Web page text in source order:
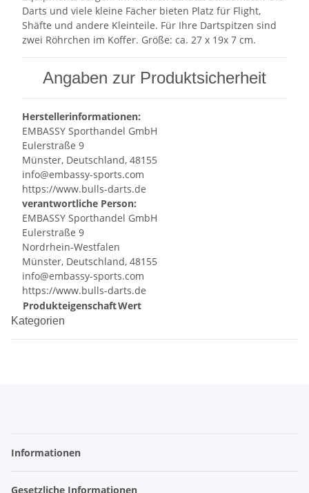
Darts und viele kleine Fächer bieten Platz für Flight,
Shäfte und andere Kleinteile. Für Ihre Dartspitzen sind
zwei Röhrchen im Koffer. Größe: ca. 27 x 19x 7 cm.
Angaben zur Produktsicherheit
Herstellerinformationen:
EMBASSY Sporthandel GmbH
Eulerstraße 9
Münster, Deutschland, 48155
info@embassy-sports.com
https://www.bulls-darts.de
verantwortliche Person:
EMBASSY Sporthandel GmbH
Eulerstraße 9
Nordrhein-Westfalen
Münster, Deutschland, 48155
info@embassy-sports.com
https://www.bulls-darts.de
ProdukteigenschaftWert
Kategorien
Informationen
Gesetzliche Informationen